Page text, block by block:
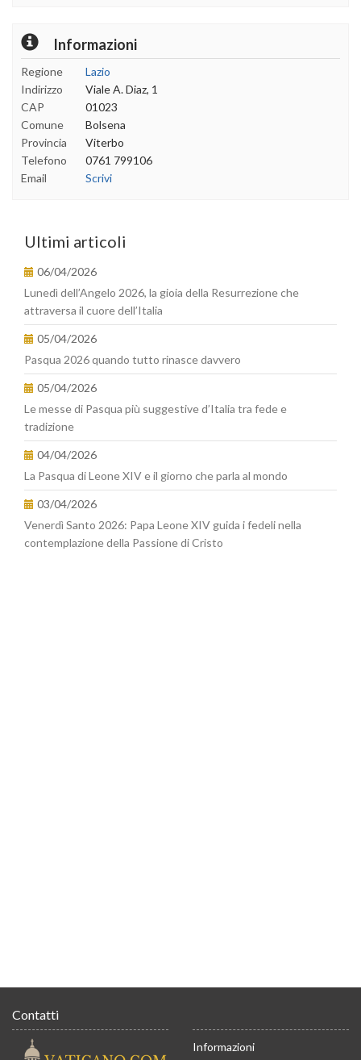
Informazioni
Regione
Lazio
Indirizzo
Viale A. Diaz, 1
CAP
01023
Comune
Bolsena
Provincia
Viterbo
Telefono
0761 799106
Email
Scrivi
Ultimi articoli
06/04/2026
Lunedì dell’Angelo 2026, la gioia della Resurrezione che
attraversa il cuore dell’Italia
05/04/2026
Pasqua 2026 quando tutto rinasce davvero
05/04/2026
Le messe di Pasqua più suggestive d’Italia tra fede e
tradizione
04/04/2026
La Pasqua di Leone XIV e il giorno che parla al mondo
03/04/2026
Venerdì Santo 2026: Papa Leone XIV guida i fedeli nella
contemplazione della Passione di Cristo
Contatti
Informazioni